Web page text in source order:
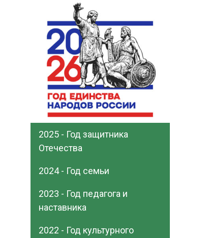
2025 - Год защитника
Отечества
2024 - Год семьи
2023 - Год педагога и
наставника
2022 - Год культурного